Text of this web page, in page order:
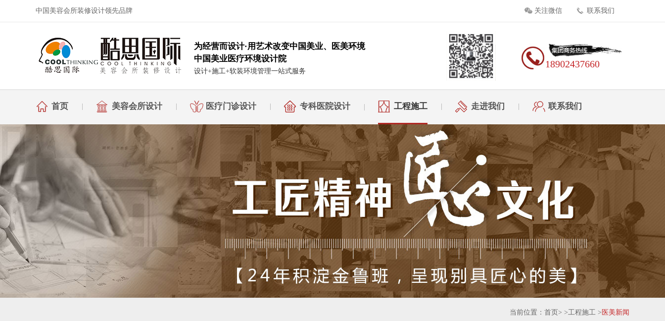
中国美容会所装修设计领先品牌 关注微信 联系我们
为经营而设计·用艺术改变中国美业、医美环境
中国美业医疗环境设计院
设计+施工+软装环境管理一站式服务
18902437660
首页 美容会所设计 医疗门诊设计 专科医院设计 工程施工 走进我们 联系我们
当前位置： 首页 > >工程施工 > 医美新闻